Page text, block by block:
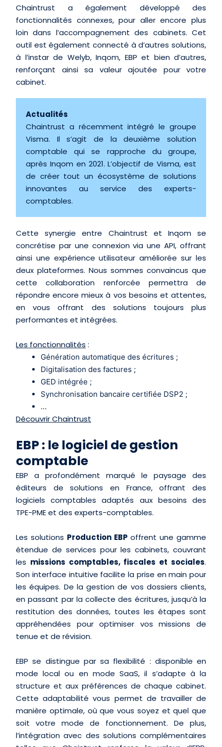
Chaintrust a également développé des
fonctionnalités connexes, pour aller encore plus
loin dans l’accompagnement des cabinets. Cet
outil est également connecté à d’autres solutions,
à l’instar de Welyb, Inqom, EBP et bien d’autres,
renforçant ainsi sa valeur ajoutée pour votre
cabinet.
Actualités
Chaintrust a récemment intégré le groupe
Visma. Il s’agit de la deuxième solution
comptable qui se rapproche du groupe,
après Inqom en 2021. L’objectif de Visma, est
de créer tout un écosystème de solutions
innovantes au service des experts-
comptables.
Cette synergie entre Chaintrust et Inqom se
concrétise par une connexion via une API, offrant
ainsi une expérience utilisateur améliorée sur les
deux plateformes. Nous sommes convaincus que
cette collaboration renforcée permettra de
répondre encore mieux à vos besoins et attentes,
en vous offrant des solutions toujours plus
performantes et intégrées.
Les fonctionnalités :
Génération automatique des écritures ;
Digitalisation des factures ;
GED intégrée ;
Synchronisation bancaire certifiée DSP2 ;
…
Découvrir Chaintrust
EBP : le logiciel de gestion
comptable
EBP a profondément marqué le paysage des
éditeurs de solutions en France, offrant des
logiciels comptables adaptés aux besoins des
TPE-PME et des experts-comptables.
Les solutions Production EBP offrent une gamme
étendue de services pour les cabinets, couvrant
les missions comptables, fiscales et sociales.
Son interface intuitive facilite la prise en main pour
les équipes. De la gestion de vos dossiers clients,
en passant par la collecte des écritures, jusqu’à la
restitution des données, toutes les étapes sont
appréhendées pour optimiser vos missions de
tenue et de révision.
EBP se distingue par sa flexibilité : disponible en
mode local ou en mode SaaS, il s’adapte à la
structure et aux préférences de chaque cabinet.
Cette adaptabilité vous permet de travailler de
manière optimale, où que vous soyez et quel que
soit votre mode de fonctionnement. De plus,
l’intégration avec des solutions complémentaires